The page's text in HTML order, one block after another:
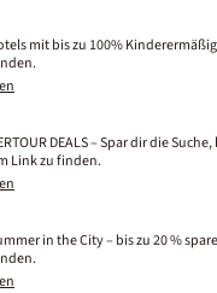
mit bis zu 100%
DEALS – Spar dir die
Link zu finden.
in the City – bis zu 20 %